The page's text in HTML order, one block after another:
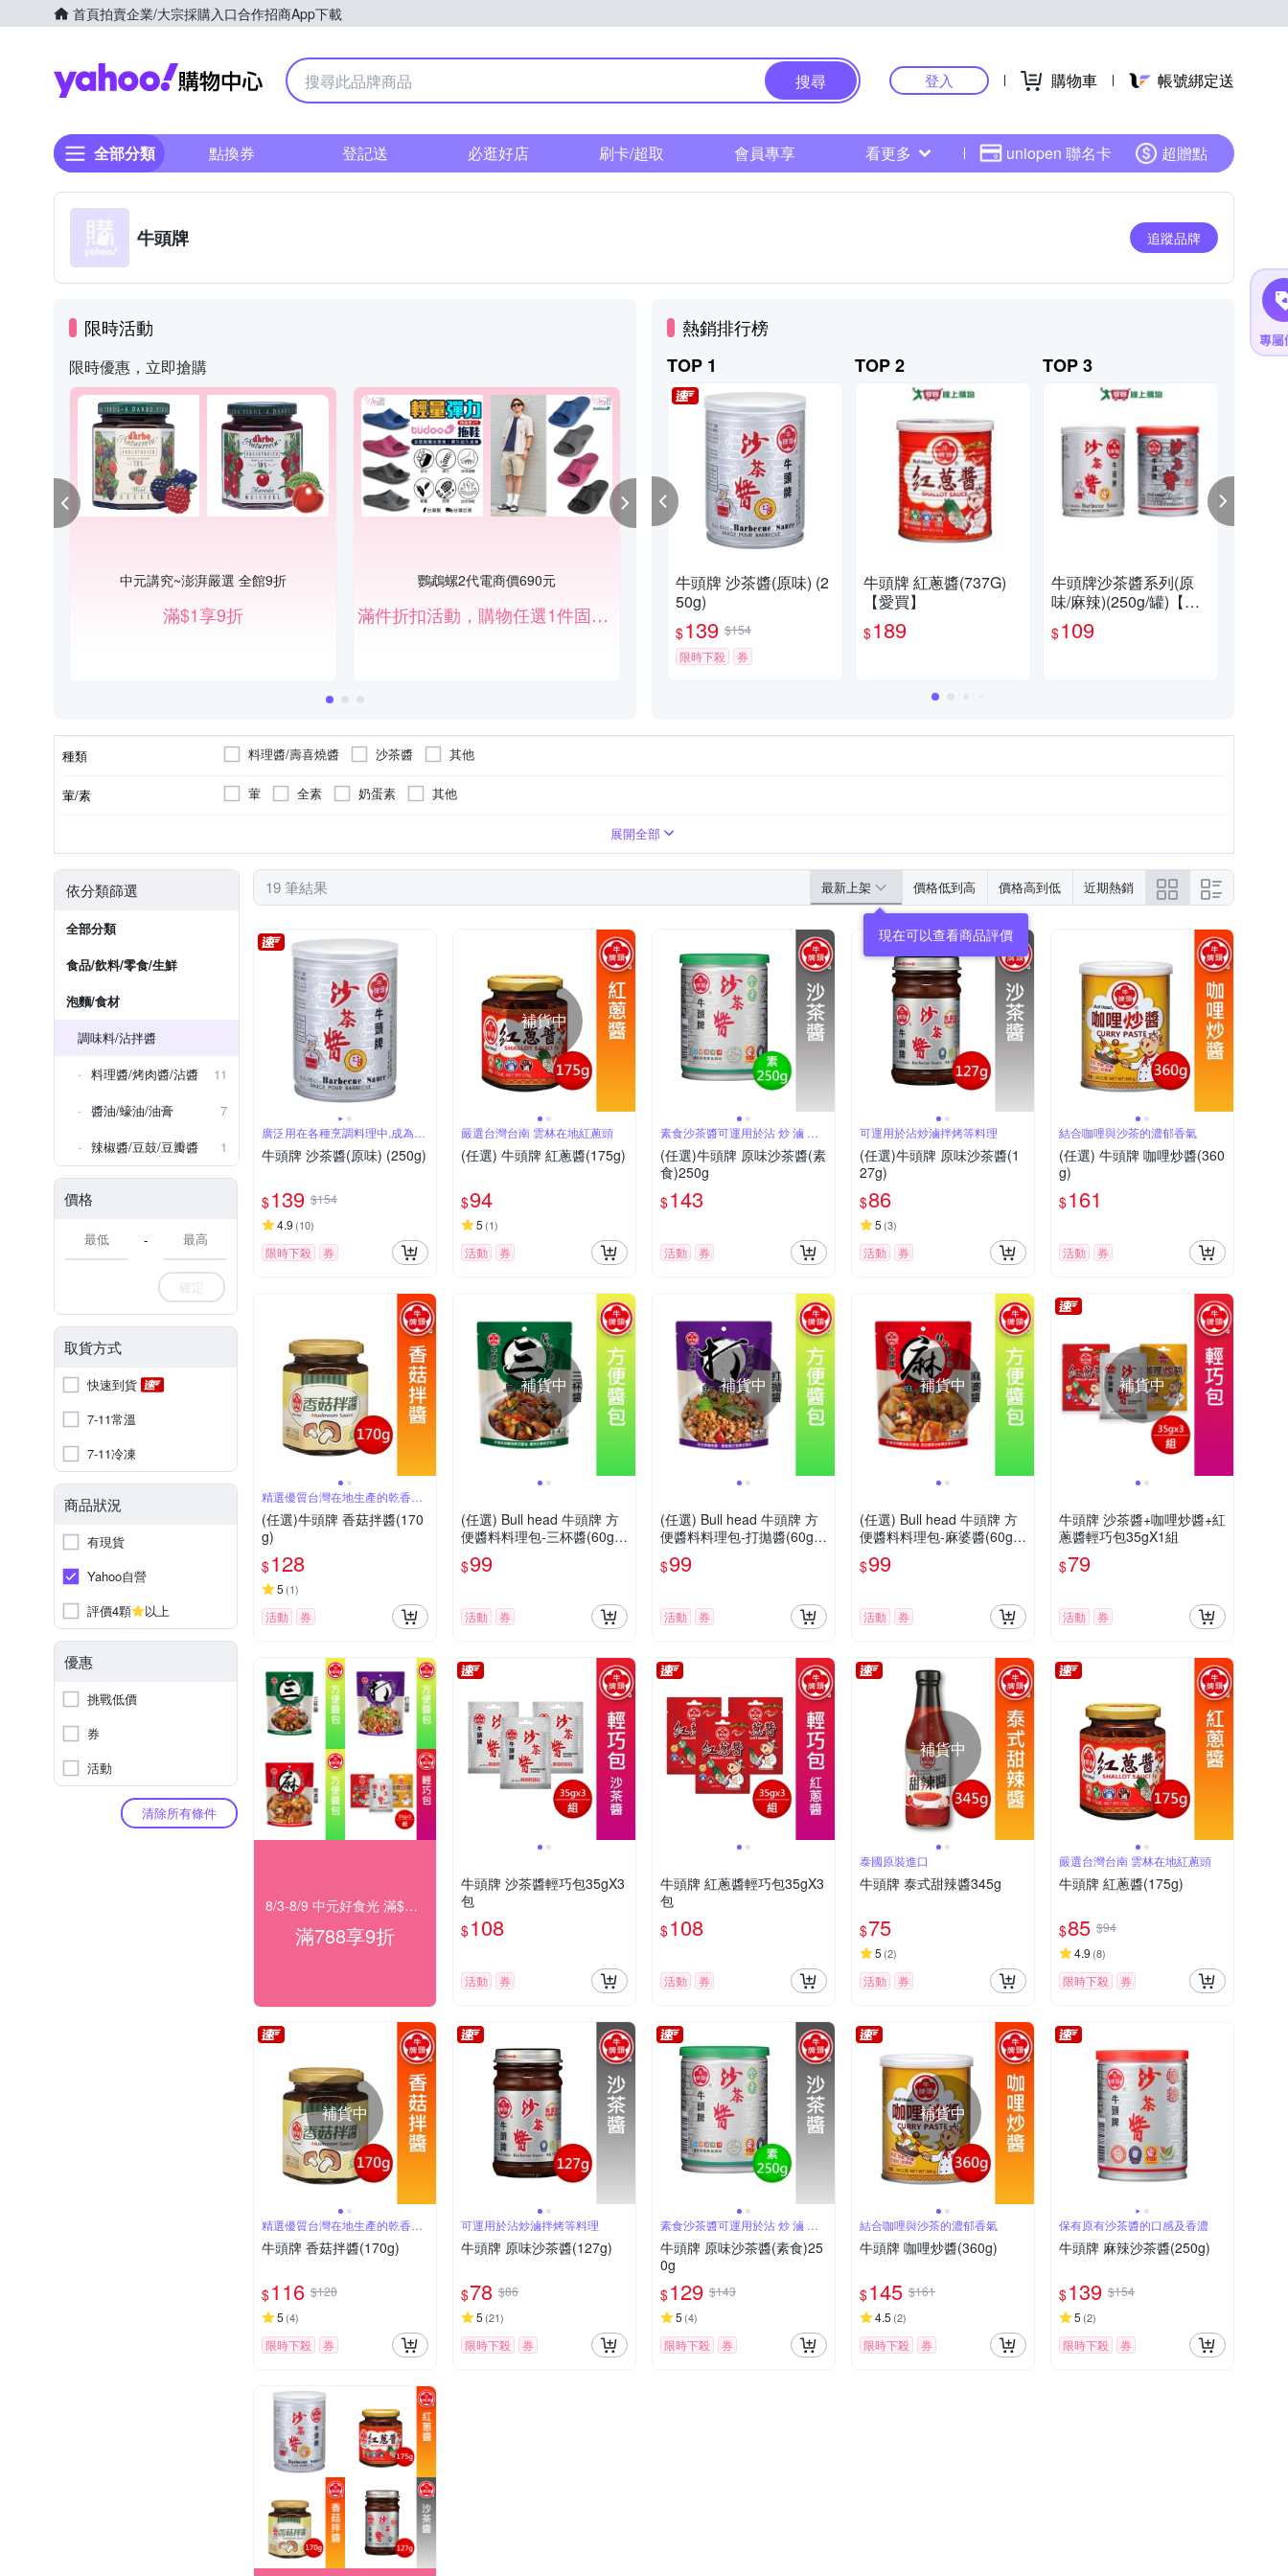
首頁拍賣企業/大宗採購入口合作招商App下載
Yahoo購物中心
搜尋 登入 購物車 帳號綁定送
全部分類 點換券 登記送 必逛好店 刷卡/超取 會員專享 看更多 uniopen 聯名卡 超贈點
牛頭牌 追蹤品牌
限時活動
限時優惠，立即搶購
中元講究~澎湃嚴選 全館9折
滿$1享9折
鸚鵡螺2代電商價690元
滿件折扣活動，購物任選1件固定690元、任選2件固定1,380元，依此類推。
春季食材節南北乾貨滿599打9折 【買就送】新天鵝堡桌遊全系列送桌遊
滿額折扣活動，購物滿1元送贈品。
熱銷排行榜
TOP 1
牛頭牌 沙茶醬(原味) (2
50g)
$139 $154
限時下殺
券
TOP 2
牛頭牌 紅蔥醬(737G)
【愛買】
$189
TOP 3
牛頭牌沙茶醬系列(原
味/麻辣)(250g/罐)【愛
買】
$109
種類 料理醬/壽喜燒醬 沙茶醬 其他
葷/素 葷 全素 奶蛋素 其他
展開全部
依分類篩選
全部分類
食品/飲料/零食/生鮮
泡麵/食材
調味料/沾拌醬
料理醬/烤肉醬/沾醬
11
醬油/蠔油/油膏
7
辣椒醬/豆鼓/豆瓣醬
1
價格
-
確定
取貨方式
快速到貨
7-11常溫
7-11冷凍
商品狀況
有現貨
Yahoo自營
評價4顆
以上
優惠
挑戰低價
券
活動
清除所有條件
19 筆結果 最新上架 價格低到高 價格高到低 近期熱銷
廣泛用在各種烹調料理中,成為美
食調味之王
牛頭牌 沙茶醬(原味) (250g)
$139 $154
4.9 (10)
限時下殺 券
補貨中
嚴選台灣台南 雲林在地紅蔥頭
(任選) 牛頭牌 紅蔥醬(175g)
$94
5 (1)
活動 券
素食沙茶醬可運用於沾 炒 滷 拌
烤
(任選)牛頭牌 原味沙茶醬(素
食)250g
$143
活動 券
可運用於沾炒滷拌烤等料理
(任選)牛頭牌 原味沙茶醬(1
27g)
$86
5 (3)
活動 券
結合咖哩與沙茶的濃郁香氣
(任選) 牛頭牌 咖哩炒醬(360
g)
$161
活動 券
精選優質台灣在地生產的乾香菇
製作
(任選)牛頭牌 香菇拌醬(170
g)
$128
5 (1)
活動 券
補貨中
(任選) Bull head 牛頭牌 方
便醬料料理包-三杯醬(60gx
2包入)
$99
活動 券
補貨中
(任選) Bull head 牛頭牌 方
便醬料料理包-打拋醬(60gx
2包入)
$99
活動 券
補貨中
(任選) Bull head 牛頭牌 方
便醬料料理包-麻婆醬(60gx
2包入)
$99
活動 券
補貨中
牛頭牌 沙茶醬+咖哩炒醬+紅
蔥醬輕巧包35gX1組
$79
活動 券
8/3-8/9 中元好食光 滿$788享9折
滿788享9折
牛頭牌 沙茶醬輕巧包35gX3
包
$108
活動 券
牛頭牌 紅蔥醬輕巧包35gX3
包
$108
活動 券
補貨中
泰國原裝進口
牛頭牌 泰式甜辣醬345g
$75
5 (2)
活動 券
嚴選台灣台南 雲林在地紅蔥頭
牛頭牌 紅蔥醬(175g)
$85 $94
4.9 (8)
限時下殺 券
補貨中
精選優質台灣在地生產的乾香菇
製作
牛頭牌 香菇拌醬(170g)
$116 $128
5 (4)
限時下殺 券
可運用於沾炒滷拌烤等料理
牛頭牌 原味沙茶醬(127g)
$78 $86
5 (21)
限時下殺 券
素食沙茶醬可運用於沾 炒 滷 拌
烤
牛頭牌 原味沙茶醬(素食)25
0g
$129 $143
5 (4)
限時下殺 券
補貨中
結合咖哩與沙茶的濃郁香氣
牛頭牌 咖哩炒醬(360g)
$145 $161
4.5 (2)
限時下殺 券
保有原有沙茶醬的口感及香濃
牛頭牌 麻辣沙茶醬(250g)
$139 $154
5 (2)
限時下殺 券